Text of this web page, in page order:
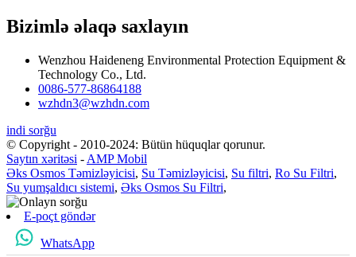
Bizimlə əlaqə saxlayın
Wenzhou Haideneng Environmental Protection Equipment &
Technology Co., Ltd.
0086-577-86864188
wzhdn3@wzhdn.com
indi sorğu
© Copyright - 2010-2024: Bütün hüquqlar qorunur.
Saytın xəritəsi - AMP Mobil
Əks Osmos Təmizləyicisi, Su Təmizləyicisi, Su filtri, Ro Su Filtri,
Su yumşaldıcı sistemi, Əks Osmos Su Filtri,
E-poçt göndər
WhatsApp